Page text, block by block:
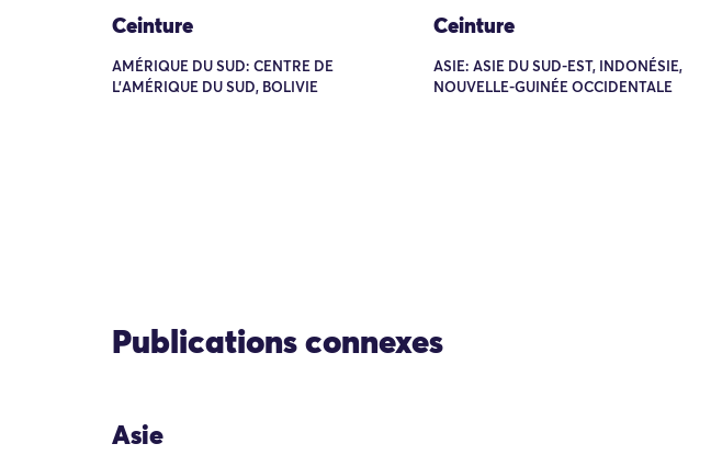
Ceinture
AMÉRIQUE DU SUD: CENTRE DE
L'AMÉRIQUE DU SUD, BOLIVIE
Ceinture
ASIE: ASIE DU SUD-EST, INDONÉSIE,
NOUVELLE-GUINÉE OCCIDENTALE
Publications connexes
Asie